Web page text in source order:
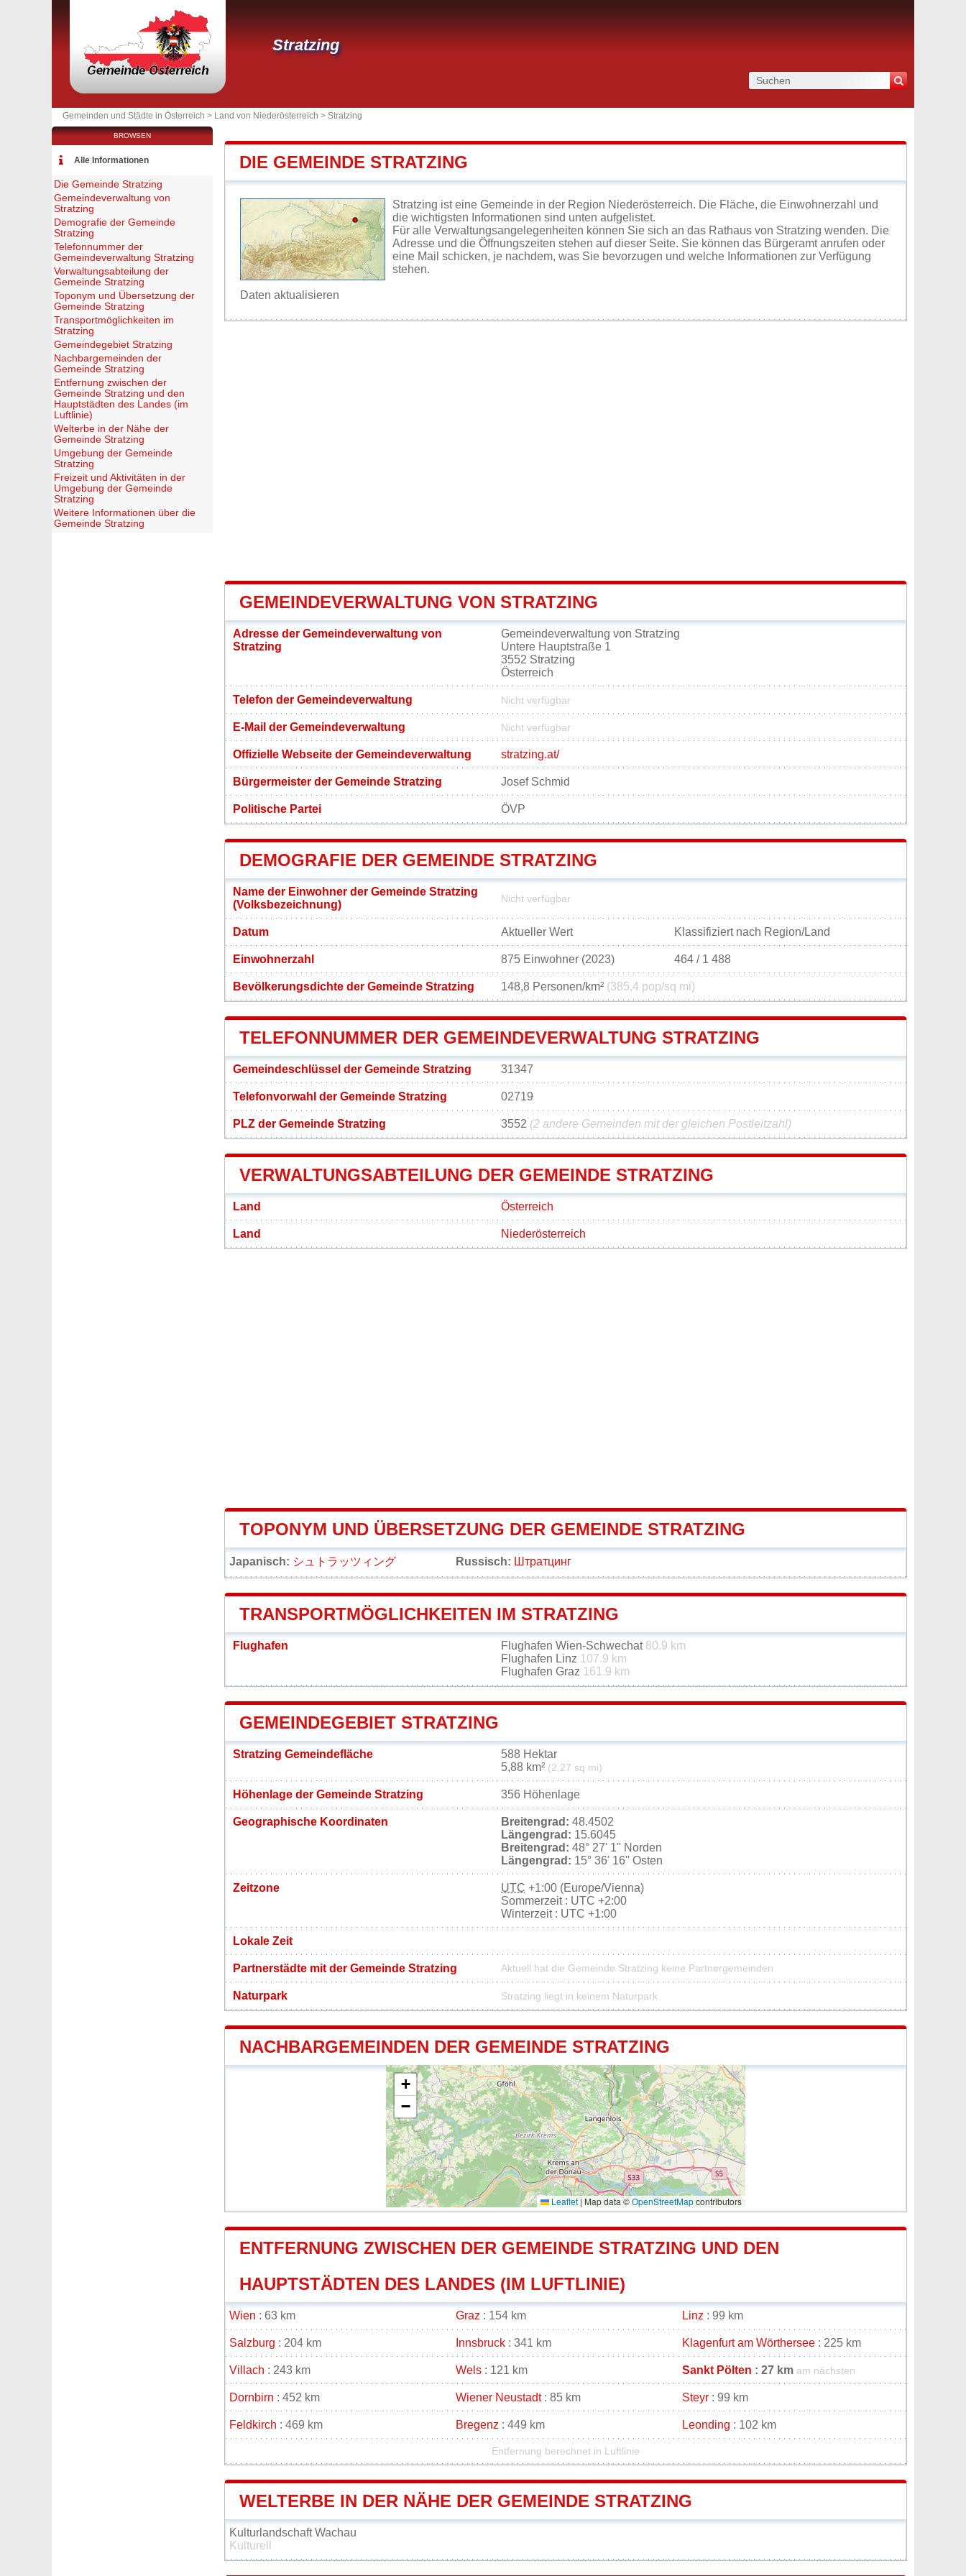
Stratzing
Gemeinden und Städte in Österreich > Land von Niederösterreich > Stratzing
DIE GEMEINDE STRATZING
Stratzing ist eine Gemeinde in der Region Niederösterreich. Die Fläche, die Einwohnerzahl und
die wichtigsten Informationen sind unten aufgelistet.
Für alle Verwaltungsangelegenheiten können Sie sich an das Rathaus von Stratzing wenden. Die
Adresse und die Öffnungszeiten stehen auf dieser Seite. Sie können das Bürgeramt anrufen oder
eine Mail schicken, je nachdem, was Sie bevorzugen und welche Informationen zur Verfügung
stehen.
Daten aktualisieren
GEMEINDEVERWALTUNG VON STRATZING
Adresse der Gemeindeverwaltung von
Stratzing
Gemeindeverwaltung von Stratzing
Untere Hauptstraße 1
3552 Stratzing
Österreich
Telefon der Gemeindeverwaltung Nicht verfügbar
E-Mail der Gemeindeverwaltung Nicht verfügbar
Offizielle Webseite der Gemeindeverwaltung stratzing.at/
Bürgermeister der Gemeinde Stratzing Josef Schmid
Politische Partei ÖVP
DEMOGRAFIE DER GEMEINDE STRATZING
Name der Einwohner der Gemeinde Stratzing
(Volksbezeichnung)
Nicht verfügbar
Datum Aktueller Wert Klassifiziert nach Region/Land
Einwohnerzahl 875 Einwohner (2023) 464 / 1 488
Bevölkerungsdichte der Gemeinde Stratzing 148,8 Personen/km² (385,4 pop/sq mi)
TELEFONNUMMER DER GEMEINDEVERWALTUNG STRATZING
Gemeindeschlüssel der Gemeinde Stratzing 31347
Telefonvorwahl der Gemeinde Stratzing 02719
PLZ der Gemeinde Stratzing 3552 (2 andere Gemeinden mit der gleichen Postleitzahl)
VERWALTUNGSABTEILUNG DER GEMEINDE STRATZING
Land Österreich
Land Niederösterreich
TOPONYM UND ÜBERSETZUNG DER GEMEINDE STRATZING
Japanisch: シュトラッツィング Russisch: Штратцинг
TRANSPORTMÖGLICHKEITEN IM STRATZING
Flughafen Flughafen Wien-Schwechat 80.9 km
Flughafen Linz 107.9 km
Flughafen Graz 161.9 km
GEMEINDEGEBIET STRATZING
Stratzing Gemeindefläche
588 Hektar
5,88 km² (2,27 sq mi)
Höhenlage der Gemeinde Stratzing 356 Höhenlage
Geographische Koordinaten Breitengrad: 48.4502
Längengrad: 15.6045
Breitengrad: 48° 27' 1'' Norden
Längengrad: 15° 36' 16'' Osten
Zeitzone UTC +1:00 (Europe/Vienna)
Sommerzeit : UTC +2:00
Winterzeit : UTC +1:00
Lokale Zeit
Partnerstädte mit der Gemeinde Stratzing Aktuell hat die Gemeinde Stratzing keine Partnergemeinden
Naturpark Stratzing liegt in keinem Naturpark
NACHBARGEMEINDEN DER GEMEINDE STRATZING
+
−
Leaflet | Map data ©OpenStreetMapcontributors
ENTFERNUNG ZWISCHEN DER GEMEINDE STRATZING UND DEN
HAUPTSTÄDTEN DES LANDES (IM LUFTLINIE)
Wien : 63 km Graz : 154 km Linz : 99 km
Salzburg : 204 km Innsbruck : 341 km Klagenfurt am Wörthersee : 225 km
Villach : 243 km Wels : 121 km Sankt Pölten : 27 km am nächsten
Dornbirn : 452 km Wiener Neustadt: 85 km Steyr : 99 km
Feldkirch : 469 km Bregenz : 449 km Leonding : 102 km
Entfernung berechnet in Luftlinie
WELTERBE IN DER NÄHE DER GEMEINDE STRATZING
Kulturlandschaft Wachau
Kulturell
BROWSEN
Alle Informationen
Die Gemeinde Stratzing
Gemeindeverwaltung von
Stratzing
Demografie der Gemeinde
Stratzing
Telefonnummer der
Gemeindeverwaltung Stratzing
Verwaltungsabteilung der
Gemeinde Stratzing
Toponym und Übersetzung der
Gemeinde Stratzing
Transportmöglichkeiten im
Stratzing
Gemeindegebiet Stratzing
Nachbargemeinden der
Gemeinde Stratzing
Entfernung zwischen der
Gemeinde Stratzing und den
Hauptstädten des Landes (im
Luftlinie)
Welterbe in der Nähe der
Gemeinde Stratzing
Umgebung der Gemeinde
Stratzing
Freizeit und Aktivitäten in der
Umgebung der Gemeinde
Stratzing
Weitere Informationen über die
Gemeinde Stratzing